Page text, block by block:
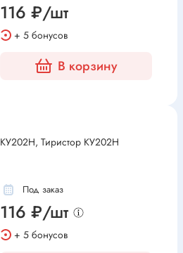
116 ₽/шт
+ 5 бонусов
В корзину
КУ202Н, Тиристор КУ202Н
Под заказ
116 ₽/шт
+ 5 бонусов